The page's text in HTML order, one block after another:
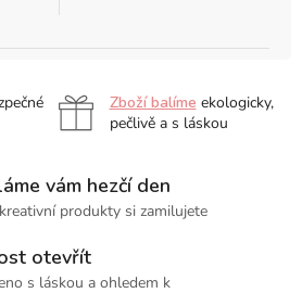
Zboží balíme ekologicky,
pečlivě a s láskou
vám hezčí den
produkty si zamilujete
otevřít
s láskou a ohledem k